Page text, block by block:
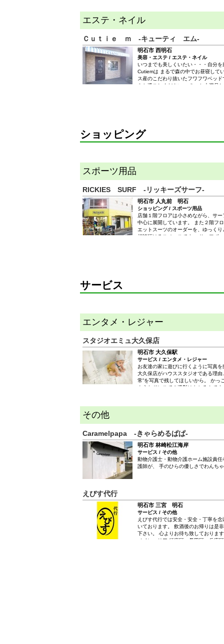
エステ・ネイル
Ｃｕｔｉｅ ｍ -キューティ エム-
明石市 西明石
美容・エステ / エステ・ネイル
いつまでも美しくいたい・・・自分
Cutiemは まるで森の中でお昼寝して
ス産のこだわり抜いたフワフワベッ
をお過ごしください。 きっと大満足
ショッピング
スポーツ用品
RICKIES SURF -リッキーズサーフ-
明石市 人丸前 明石
ショッピング / スポーツ用品
店舗１階フロアは小さめながら、サ
中心に展開しています。 また２階フ
エットスーツのオーダーを、ゆっく
相談頂けるスペースです。 サーフボ
ださい！修理歴３０年以上のサーフ
経験でアドバイスさせていただきま
リッキーズサーフへ是非ご来店下さ
りお待ちしています。
サービス
エンタメ・レジャー
スタジオエミュ大久保店
明石市 大久保駅
サービス / エンタメ・レジャー
お友達の家に遊びに行くように写真
大久保店がハウススタジオである理
常”を写真で残してほしいから。 かっ
ようなドレスでの撮影はもちろんで
その他
Caramelpapa -きゃらめるぱぱ-
明石市 林崎松江海岸
サービス / その他
動物介護士・動物介護ホーム施設責
護師が、 手のひらの優しさでわんち
えびす代行
明石市 三宮 明石
サービス / その他
えびす代行では安全・安全・丁寧を
いております。 飲酒後のお帰りは是
下さい。 心よりお待ち致しておりま
メインエリア 須磨区・長田区・兵庫